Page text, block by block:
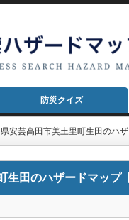
防災クイズ
安芸高田市美土里町生田のハ
生田のハザードマップ